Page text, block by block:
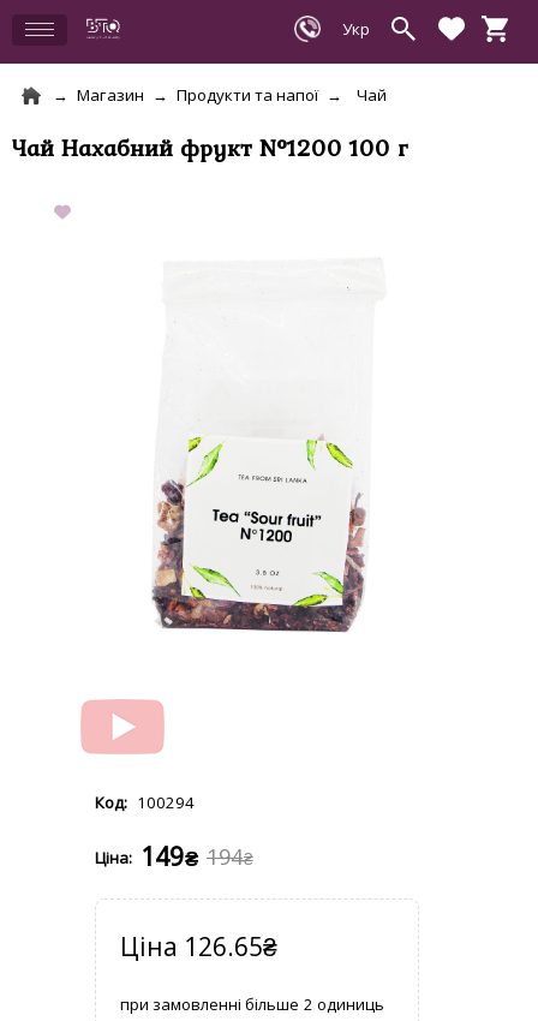
Магазин Продукти та напої Чай
Чай Нахабний фрукт N°1200 100 г
100294
194₴
149₴
126.65₴
2